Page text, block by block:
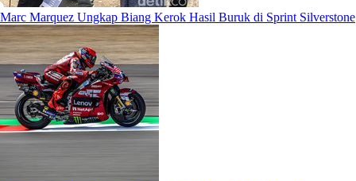
Marc Marquez Ungkap Biang Kerok Hasil Buruk di Sprint Silverstone